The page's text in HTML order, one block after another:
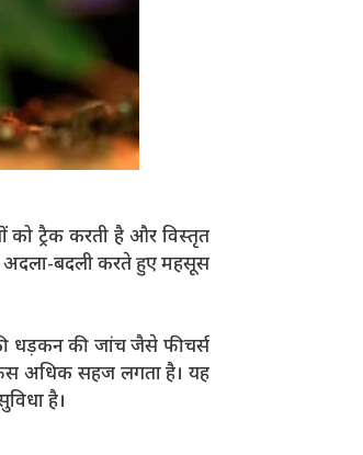
को ट्रैक करती है और विस्तृत
अदला-बदली करते हुए महसूस
धड़कन की जांच जैसे फीचर्स
अधिक सहज लगता है। यह
है।